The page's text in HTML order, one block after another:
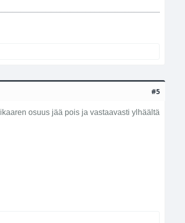
#5
osuus jää pois ja vastaavasti ylhäältä